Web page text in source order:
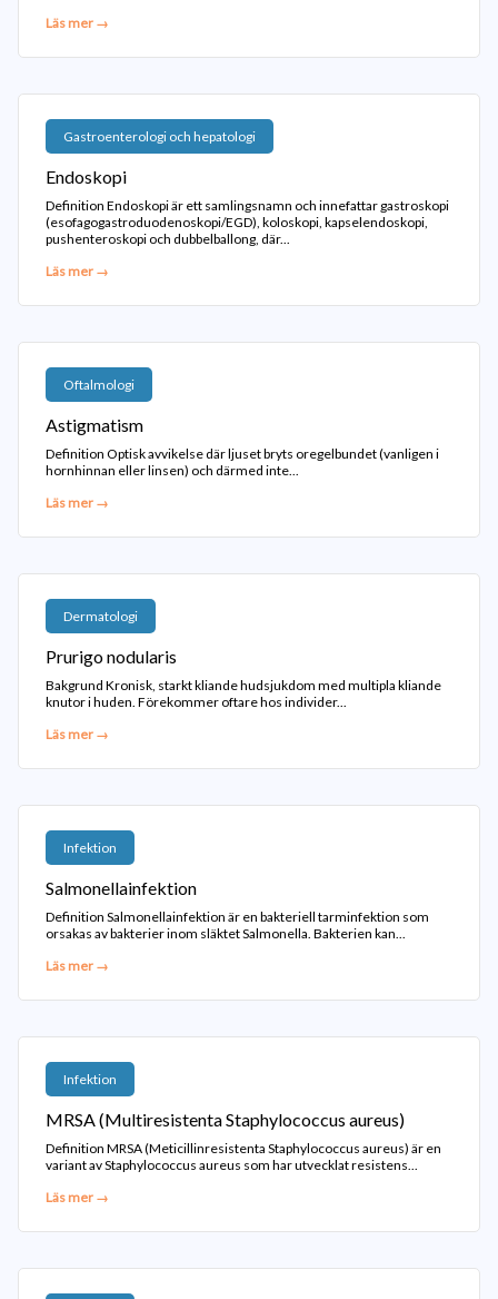
Läs mer →
Gastroenterologi och hepatologi
Endoskopi
Definition Endoskopi är ett samlingsnamn och innefattar gastroskopi
(esofagogastroduodenoskopi/EGD), koloskopi, kapselendoskopi,
pushenteroskopi och dubbelballong, där...
Läs mer →
Oftalmologi
Astigmatism
Definition Optisk avvikelse där ljuset bryts oregelbundet (vanligen i
hornhinnan eller linsen) och därmed inte...
Läs mer →
Dermatologi
Prurigo nodularis
Bakgrund Kronisk, starkt kliande hudsjukdom med multipla kliande
knutor i huden. Förekommer oftare hos individer...
Läs mer →
Infektion
Salmonellainfektion
Definition Salmonellainfektion är en bakteriell tarminfektion som
orsakas av bakterier inom släktet Salmonella. Bakterien kan...
Läs mer →
Infektion
MRSA (Multiresistenta Staphylococcus aureus)
Definition MRSA (Meticillinresistenta Staphylococcus aureus) är en
variant av Staphylococcus aureus som har utvecklat resistens...
Läs mer →